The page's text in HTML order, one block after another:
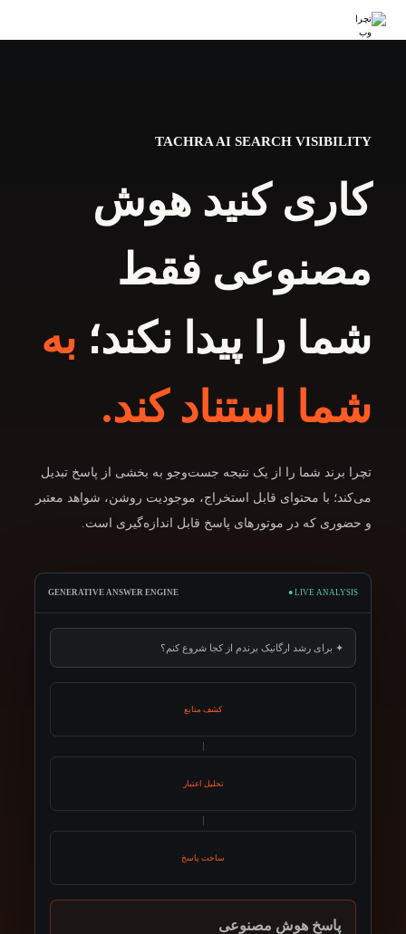
TACHRA AI SEARCH VISIBILITY
کاری کنید هوش
مصنوعی فقط
شما را پیدا نکند؛ به
شما استناد کند.
تچرا برند شما را از یک نتیجه جست‌وجو به بخشی از پاسخ تبدیل
می‌کند؛ با محتوای قابل استخراج، موجودیت روشن، شواهد معتبر
و حضوری که در موتورهای پاسخ قابل اندازه‌گیری است.
GENERATIVE ANSWER ENGINE ● LIVE ANALYSIS
✦ برای رشد ارگانیک برندم از کجا شروع کنم؟
کشف منابع
تحلیل اعتبار
ساخت پاسخ
پاسخ هوش مصنوعی